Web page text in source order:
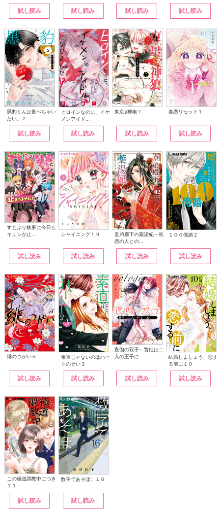
試し読み 試し読み 試し読み 試し読み
黒豹くんは食べちゃい
たい。２
試し読み
ヒロインなのに、イケ
メンアイド...
試し読み
東京§神狼７
試し読み
春恋リセット１
試し読み
すとぷり執事に今日も
キュンが止...
試し読み
シャイニング！９
試し読み
皇弟殿下の薬湯妃～初
恋の人との...
試し読み
１００億婚２
試し読み
緋のつがい５
試し読み
素直じゃないのはハー
トのせい３
試し読み
夜伽の双子－贄姫は二
人の王子に...
試し読み
結婚しましょう、恋す
る前に１０
試し読み
この極道調教中につき
１１
試し読み
数字であそぼ。１６
試し読み